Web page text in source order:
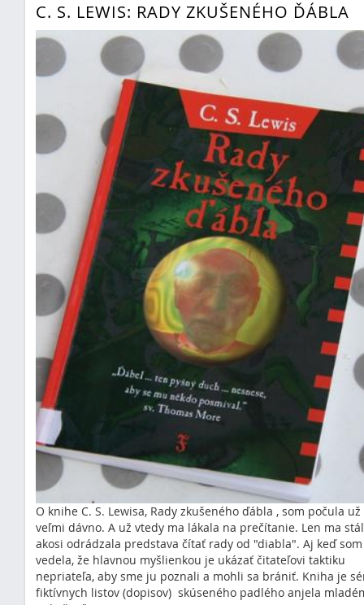
C. S. LEWIS: RADY ZKUŠENÉHO ĎÁBLA
O knihe C. S. Lewisa, Rady zkušeného ďábla , som počula už
veľmi dávno. A už vtedy ma lákala na prečítanie. Len ma
akosi odrádzala predstava čítať rady od "diabla". Aj keď som
vedela, že hlavnou myšlienkou je ukázať čitateľovi taktiku
nepriateľa, aby sme ju poznali a mohli sa brániť. Kniha je
fiktívnych listov (dopisov) skúseného padlého anjela